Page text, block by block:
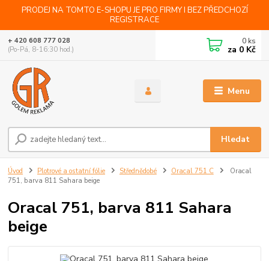
PRODEJ NA TOMTO E-SHOPU JE PRO FIRMY I BEZ PŘEDCHOZÍ
REGISTRACE
Menu
Hledat
+ 420 608 777 028
(Po-Pá, 8-16:30 hod.)
0 ks
za 0 Kč
Úvod Plotrové a ostatní fólie Střednědobé Oracal 751 C
Oracal
751, barva 811 Sahara beige
Oracal 751, barva 811 Sahara
beige